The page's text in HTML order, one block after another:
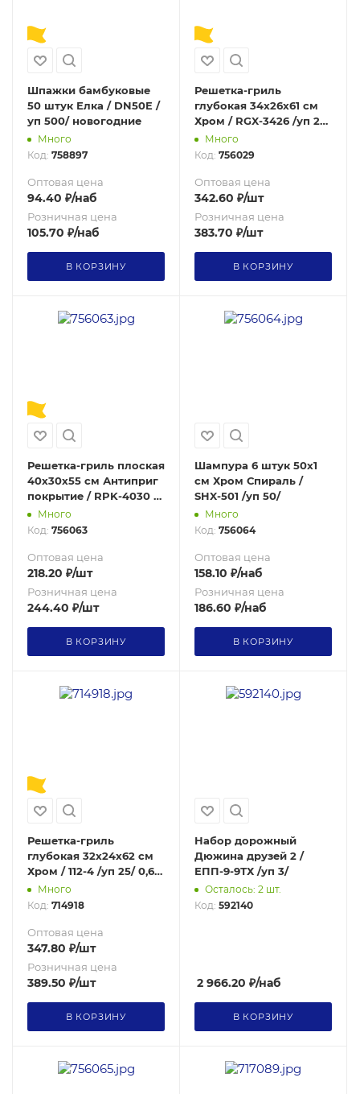
Шпажки бамбуковые
50 штук Елка / DN50E /
уп 500/ новогодние
Много
Код: 758897
Оптовая цена
94.40 ₽/наб
Розничная цена
105.70 ₽/наб
В КОРЗИНУ
Решетка-гриль
глубокая 34х26х61 см
Хром / RGX-3426 /уп 24/
0,71Много
Код: 756029
Оптовая цена
342.60 ₽/шт
Розничная цена
383.70 ₽/шт
В КОРЗИНУ
Решетка-гриль плоская
40х30х55 см Антиприг
покрытие / RPK-4030 /
уп 50/ 0,5
Много
Код: 756063
Оптовая цена
218.20 ₽/шт
Розничная цена
244.40 ₽/шт
В КОРЗИНУ
Шампура 6 штук 50х1
см Хром Спираль /
SHX-501 /уп 50/
Много
Код: 756064
Оптовая цена
158.10 ₽/наб
Розничная цена
186.60 ₽/наб
В КОРЗИНУ
Решетка-гриль
глубокая 32х24х62 см
Хром / 112-4 /уп 25/ 0,61
решетка для барбекю/
Акция
Много
Код: 714918
Оптовая цена
347.80 ₽/шт
Розничная цена
389.50 ₽/шт
В КОРЗИНУ
Набор дорожный
Дюжина друзей 2 /
ЕПП-9-9ТХ /уп 3/
Осталось: 2 шт.
Код: 592140
2 966.20 ₽/наб
В КОРЗИНУ